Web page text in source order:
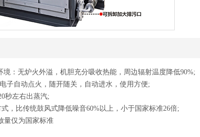
：无炉火外溢，机胆充分吸收热能，周边辐射温度降低90%;
子自动点火，随开随关，自动进水，使用方便;
秒左右出蒸汽;
，比传统鼓风式降低噪音60%以上，小于国家标准26倍;
量仅为国家标准